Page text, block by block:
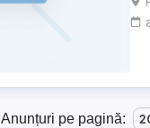
Anunțuri pe pagină: